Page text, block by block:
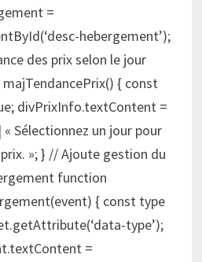
=
hebergement’);
des prix selon le jour
{ const
divPrixInfo.textContent =
Sélectionnez un jour pour
»; } // Ajoute gestion du
function
{ const type
type’);
=